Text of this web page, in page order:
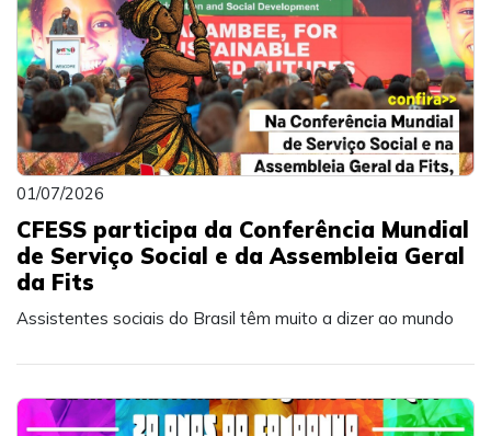
01/07/2026
CFESS participa da Conferência Mundial
de Serviço Social e da Assembleia Geral
da Fits
Assistentes sociais do Brasil têm muito a dizer ao mundo